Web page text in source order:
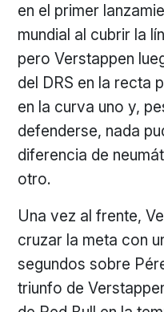
en el primer
mundial al cubrir la
pero Verstappen
del DRS en la recta
en la curva uno y,
defenderse, nada
diferencia de
otro.
Una vez al frente,
cruzar la meta con
segundos sobre
triunfo de